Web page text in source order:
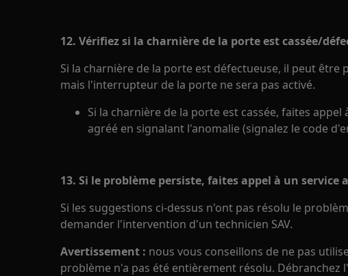
12. Vérifiez si la charnière de la porte est cassée/
Si la charnière de la porte est défectueuse, il peut être
mais l'interrupteur de la porte ne sera pas activé.
Si la charnière de la porte est cassée, faites appel
agréé en signalant l'anomalie (signalez le code
13. Si le problème persiste, faites appel à un service
Si les suggestions ci-dessus n'ont pas résolu le
demander l'intervention d'un technicien SAV.
Avertissement : nous vous conseillons de ne pas
problème n'a pas été entièrement résolu. Débranchez